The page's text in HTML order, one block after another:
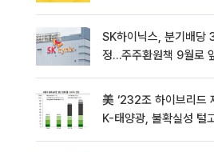
SK하이닉스, 분기배당
정…주주환원책 9월로
美 ‘232조 하이브리드
K-태양광, 불확실성 털